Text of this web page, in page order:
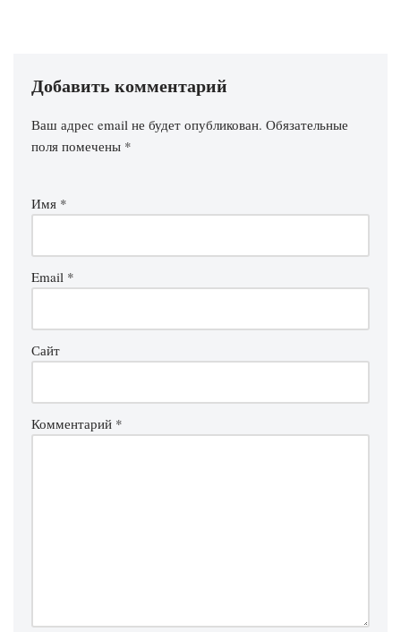
Добавить комментарий
Ваш адрес email не будет опубликован. Обязательные
поля помечены *
Имя *
Email *
Сайт
Комментарий *